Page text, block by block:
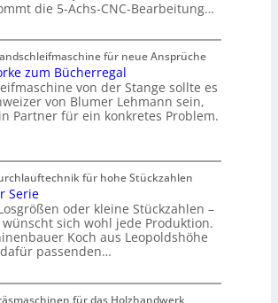
die 5-Achs-CNC-Bearbeitung…
für neue Ansprüche
zum Bücherregal
von der Stange sollte es
von Blumer Lehmann sein,
Partner für ein konkretes Problem.
für hohe Stückzahlen
Serie
oder kleine Stückzahlen –
sich wohl jede Produktion.
Koch aus Leopoldshöhe
passenden…
für das Holzhandwerk